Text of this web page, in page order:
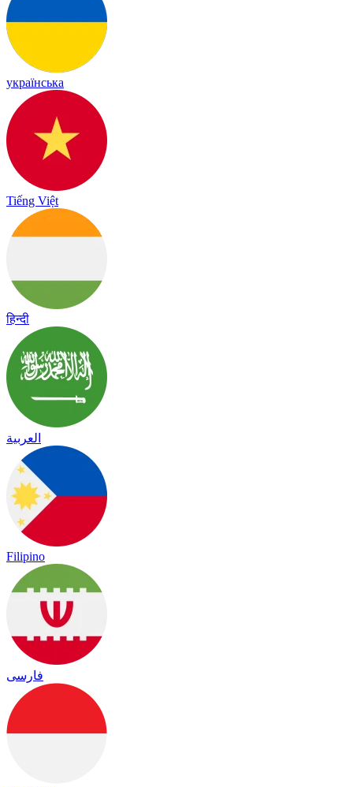
українська
Tiếng Việt
हिन्दी
العربية
Filipino
فارسی